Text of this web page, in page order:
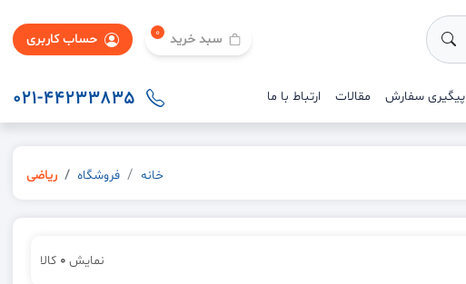
سبد خرید 0 حساب کاربری
پیگیری سفارش مقالات ارتباط با ما 021-44233835
خانه فروشگاه ریاضی
نمایش 0 کالا